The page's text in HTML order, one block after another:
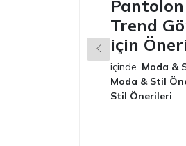
Pantolon
Trend
için
içinde Moda &
Moda & Stil
Stil Önerileri